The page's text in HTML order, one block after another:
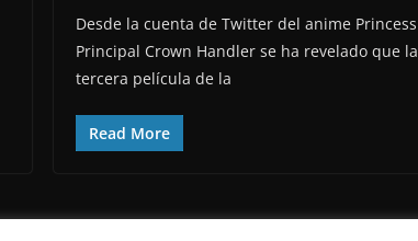
Desde la cuenta de Twitter del anime Princess
Principal Crown Handler se ha revelado que la
tercera película de la
Read More